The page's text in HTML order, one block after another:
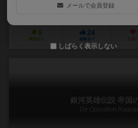
バンダイ（Bandai）
6
興味あり
24
経験あり
銀河英雄伝説 帝国
Dir Operation
メールで会員登録
しばらく表示しない